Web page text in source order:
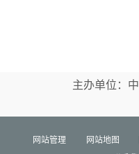
主办单位：
网站管理 网站地图